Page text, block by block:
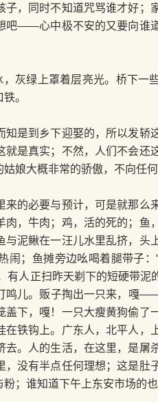
，同时不知道咒骂谁才好；
吧——心中极不安的又要向
绿上罩着层亮光。桥下一
。
到乡下迎娶的，所以发轿
是真实；不然，人们不会还
娘大概非常的骄傲，不向任何
必要与预计，可是就那么
，牛肉；鸡，活的死的；鱼
泥鳅在一汪儿水里乱挤，头
闹；鱼摊旁边吆喝着腿带子
有人正扫昨天剃下的短硬带泥
鸣儿。贩子掏出一只来，
下，嘎！一只大瘦黄狗偷了
铁钩上。广东人，北平人，
。人的生活，在这里，是屠
没有半点任何理想；这是肚
；谁知道下午上东安市场的也